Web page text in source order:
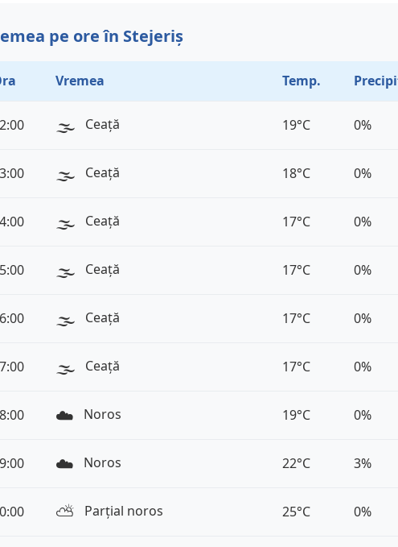
pe ore în Stejeriș
Vremea Temp.
🌫️ Ceață 19°C 0%
🌫️ Ceață 18°C 0%
🌫️ Ceață 17°C 0%
🌫️ Ceață 17°C 0%
🌫️ Ceață 17°C 0%
🌫️ Ceață 17°C 0%
☁️ Noros 19°C 0%
☁️ Noros 22°C 3%
⛅️ Parțial noros 25°C 0%